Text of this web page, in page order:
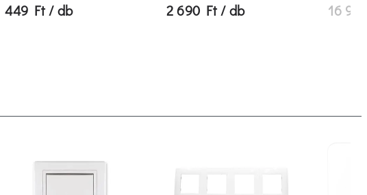
449 Ft / db 2 690 Ft / db 16